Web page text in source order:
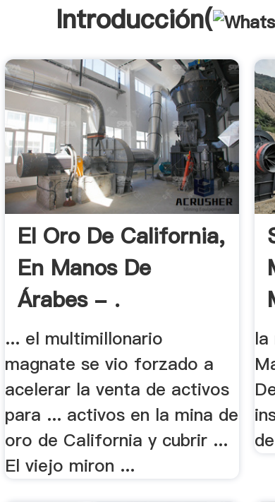
Introducción(
El Oro De California,
En Manos De
Árabes - .
... el multimillonario
magnate se vio forzado a
acelerar la venta de activos
para ... activos en la mina de
oro de California y cubrir ...
El viejo miron ...
la